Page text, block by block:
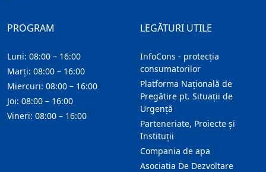
LEGĂTURI UTILE
InfoCons - protecția
consumatorilor
Platforma Națională de
Pregătire pt. Situații de
Urgență
Parteneriate, Proiecte și
Instituții
Compania de apa
Asociatia De Dezvoltare
PROGRAM
Luni: 08:00 – 16:00
Marți: 08:00 – 16:00
Miercuri: 08:00 – 16:00
Joi: 08:00 – 16:00
Vineri: 08:00 – 16:00